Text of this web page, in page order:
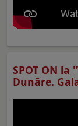
SPOT ON
Dunăre.